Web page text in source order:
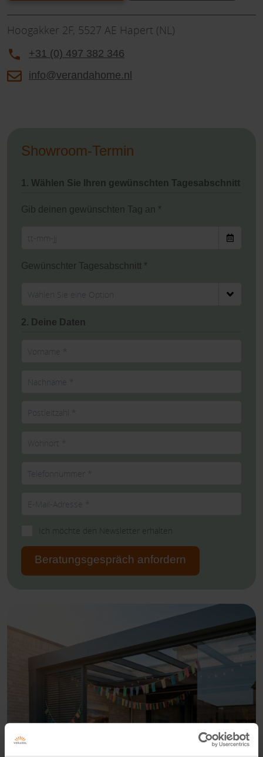
Hoogakker 2F, 5527 AE Hapert (NL)
+31 (0) 497 382 346
info@verandahome.nl
Showroom-Termin
1. Wählen Sie Ihren gewünschten Tagesabschnitt
Gib deinen gewünschten Tag an *
Gewünschter Tagesabschnitt *
2. Deine Daten
Ich möchte den Newsletter erhalten
Beratungsgespräch anfordern